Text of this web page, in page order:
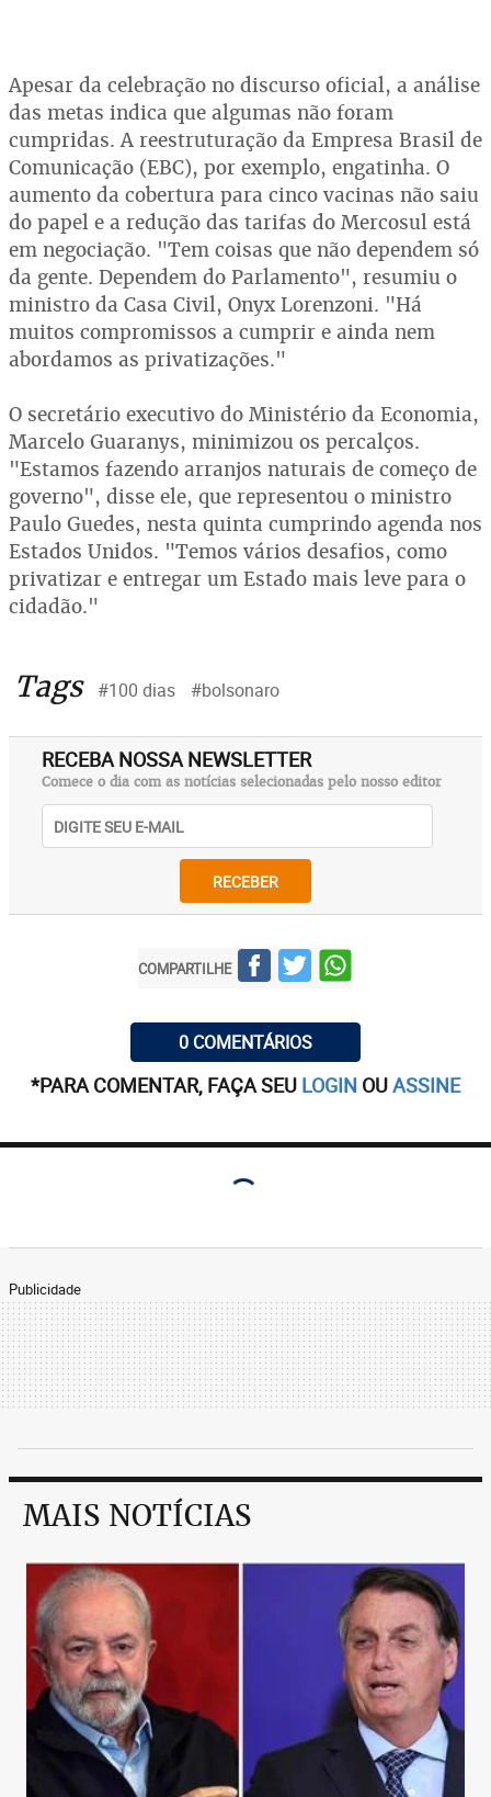
Apesar da celebração no discurso oficial, a análise
das metas indica que algumas não foram
cumpridas. A reestruturação da Empresa Brasil de
Comunicação (EBC), por exemplo, engatinha. O
aumento da cobertura para cinco vacinas não saiu
do papel e a redução das tarifas do Mercosul está
em negociação. "Tem coisas que não dependem só
da gente. Dependem do Parlamento", resumiu o
ministro da Casa Civil, Onyx Lorenzoni. "Há
muitos compromissos a cumprir e ainda nem
abordamos as privatizações."
O secretário executivo do Ministério da Economia,
Marcelo Guaranys, minimizou os percalços.
"Estamos fazendo arranjos naturais de começo de
governo", disse ele, que representou o ministro
Paulo Guedes, nesta quinta cumprindo agenda nos
Estados Unidos. "Temos vários desafios, como
privatizar e entregar um Estado mais leve para o
cidadão."
Tags #100 dias #bolsonaro
RECEBA NOSSA NEWSLETTER
Comece o dia com as notícias selecionadas pelo nosso editor
RECEBER
COMPARTILHE
0 COMENTÁRIOS
*PARA COMENTAR, FAÇA SEU LOGIN OUASSINE
Publicidade
MAIS NOTÍCIAS